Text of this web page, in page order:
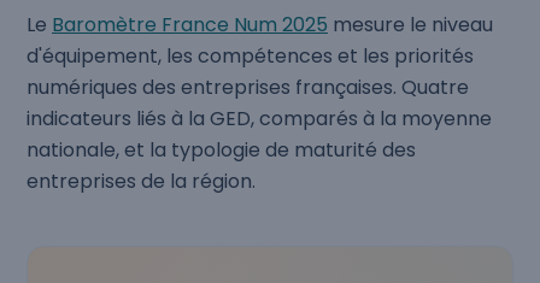
Le Baromètre France Num 2025 mesure le niveau
d'équipement, les compétences et les priorités
numériques des entreprises françaises. Quatre
indicateurs liés à la GED, comparés à la moyenne
nationale, et la typologie de maturité des
entreprises de la région.